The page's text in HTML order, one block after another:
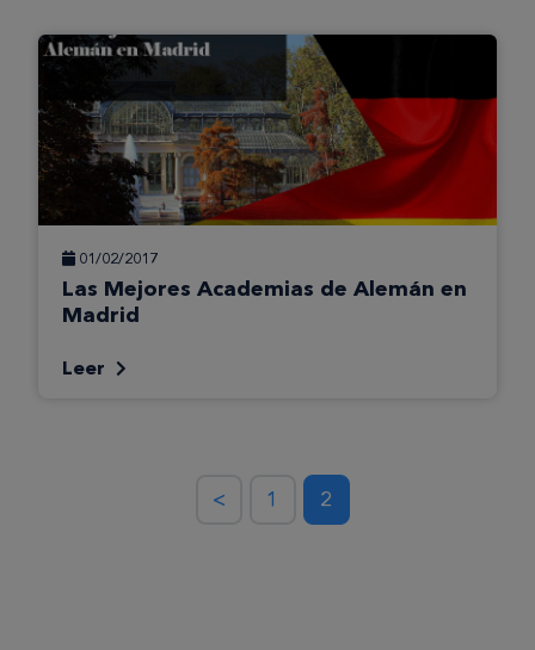
01/02/2017
Las Mejores Academias de Alemán en
Madrid
Leer
< 1 2